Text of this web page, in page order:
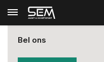
Terug Home
Bel ons